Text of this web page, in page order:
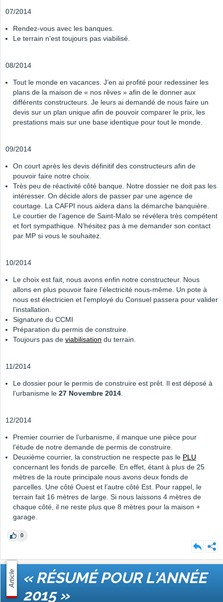
07/2014
Rendez-vous avec les banques.
Le terrain n’est toujours pas viabilisé.
08/2014
Tout le monde en vacances. J’en ai profité pour redessiner les
plans de la maison de « nos rêves » afin de le donner aux
différents constructeurs. Je leurs ai demandé de nous faire un
devis sur un plan unique afin de pouvoir comparer le prix, les
prestations mais sur une base identique pour tout le monde.
09/2014
On court après les devis définitif des constructeurs afin de
pouvoir faire notre choix.
Très peu de réactivité côté banque. Notre dossier ne doit pas les
intéresser. On décide alors de passer par une agence de
courtage. La CAFPI nous aidera dans la démarche banquière.
Le courtier de l’agence de Saint-Malo se révélera très compétent
et fort sympathique. N’hésitez pas à me demander son contact
par MP si vous le souhaitez.
10/2014
Le choix est fait, nous avons enfin notre constructeur. Nous
allons en plus pouvoir faire l’électricité nous-même. Un pote à
nous est électricien et l'employé du Consuel passera pour valider
l’installation.
Signature du CCMI
Préparation du permis de construire.
Toujours pas de viabilisation du terrain.
11/2014
Le dossier pour le permis de construire est prêt. Il est déposé à
l’urbanisme le 27 Novembre 2014.
12/2014
Premier courrier de l’urbanisme, il manque une pièce pour
l’étude de notre demande de permis de construire.
Deuxième courrier, la construction ne respecte pas le PLU
concernant les fonds de parcelle. En effet, étant à plus de 25
mètres de la route principale nous avons deux fonds de
parcelles. Une côté Ouest et l’autre côté Est. Pour rappel, le
terrain fait 16 mètres de large. Si nous laissons 4 mètres de
chaque côté, il ne reste plus que 8 mètres pour la maison +
garage.
0
Article « RÉSUMÉ POUR L'ANNÉE
2015 »